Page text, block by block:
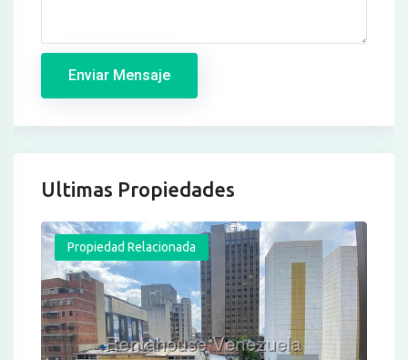
Enviar Mensaje
Ultimas Propiedades
Propiedad Relacionada